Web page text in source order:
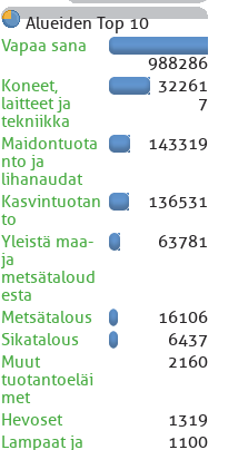
Alueiden Top 10
Vapaa sana
988286
Koneet,
laitteet ja
tekniikka
32261
7
Maidontuota
nto ja
lihanaudat
143319
Kasvintuotan
to
136531
Yleistä maa-
ja
metsätaloud
esta
63781
Metsätalous
16106
Sikatalous
6437
Muut
tuotantoeläi
met
2160
Hevoset
1319
Lampaat ja
1100